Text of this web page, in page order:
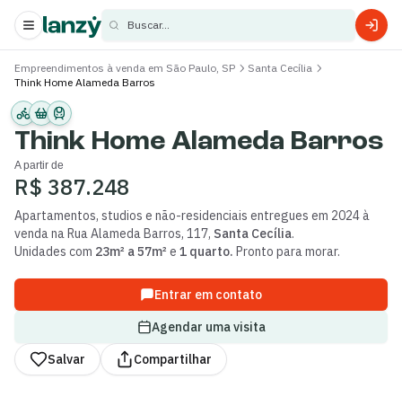
Buscar...
Empreendimentos à venda em São Paulo, SP
Santa Cecília
Think Home Alameda Barros
Think Home Alameda Barros
A partir de
R$ 387.248
Apartamentos, studios e não-residenciais entregues em 2024à
vendanaRua Alameda Barros, 117, Santa Cecília.
Unidades com 23m² a 57m² e 1 quarto. Pronto para morar.
Entrar em contato
Agendar uma visita
Salvar
Compartilhar